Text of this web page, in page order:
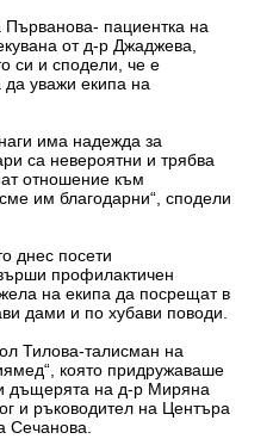
пациентка на
от д-р Джаджева,
си и сподели, че е
уважи екипа на
има надежда за
са невероятни и трябва
отношение към
им благодарни“, сподели
днес посети
профилактичен
на екипа да посрещат в
дами и по хубави поводи.
Тилова-талисман на
която придружаваше
дъщерята на д-р Миряна
и ръководител на Центъра
Сечанова.